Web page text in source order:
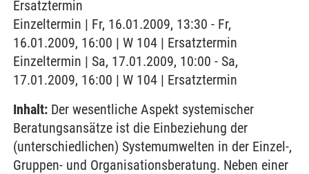
Ersatztermin
Einzeltermin | Fr, 16.01.2009, 13:30 - Fr,
16.01.2009, 16:00 | W 104 | Ersatztermin
Einzeltermin | Sa, 17.01.2009, 10:00 - Sa,
17.01.2009, 16:00 | W 104 | Ersatztermin
Inhalt: Der wesentliche Aspekt systemischer
Beratungsansätze ist die Einbeziehung der
(unterschiedlichen) Systemumwelten in der Einzel-,
Gruppen- und Organisationsberatung. Neben einer